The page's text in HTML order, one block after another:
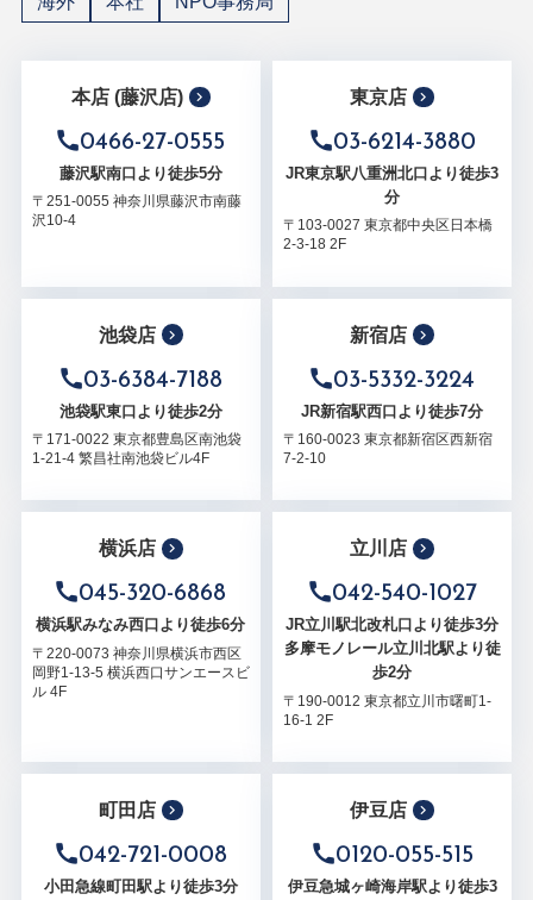
本店 (藤沢店)
0466-27-0555
藤沢駅南口より徒歩5分
〒251-0055 神奈川県藤沢市南藤
沢10-4
東京店
03-6214-3880
JR東京駅八重洲北口より徒歩3
分
〒103-0027 東京都中央区日本橋
2-3-18 2F
池袋店
03-6384-7188
池袋駅東口より徒歩2分
〒171-0022 東京都豊島区南池袋
1-21-4 繁昌社南池袋ビル4F
新宿店
03-5332-3224
JR新宿駅西口より徒歩7分
〒160-0023 東京都新宿区西新宿
7-2-10
横浜店
045-320-6868
横浜駅みなみ西口より徒歩6分
〒220-0073 神奈川県横浜市西区
岡野1-13-5 横浜西口サンエースビ
ル 4F
立川店
042-540-1027
JR立川駅北改札口より徒歩3分
多摩モノレール立川北駅より徒
歩2分
〒190-0012 東京都立川市曙町1-
16-1 2F
町田店
042-721-0008
小田急線町田駅より徒歩3分
伊豆店
0120-055-515
伊豆急城ヶ崎海岸駅より徒歩3